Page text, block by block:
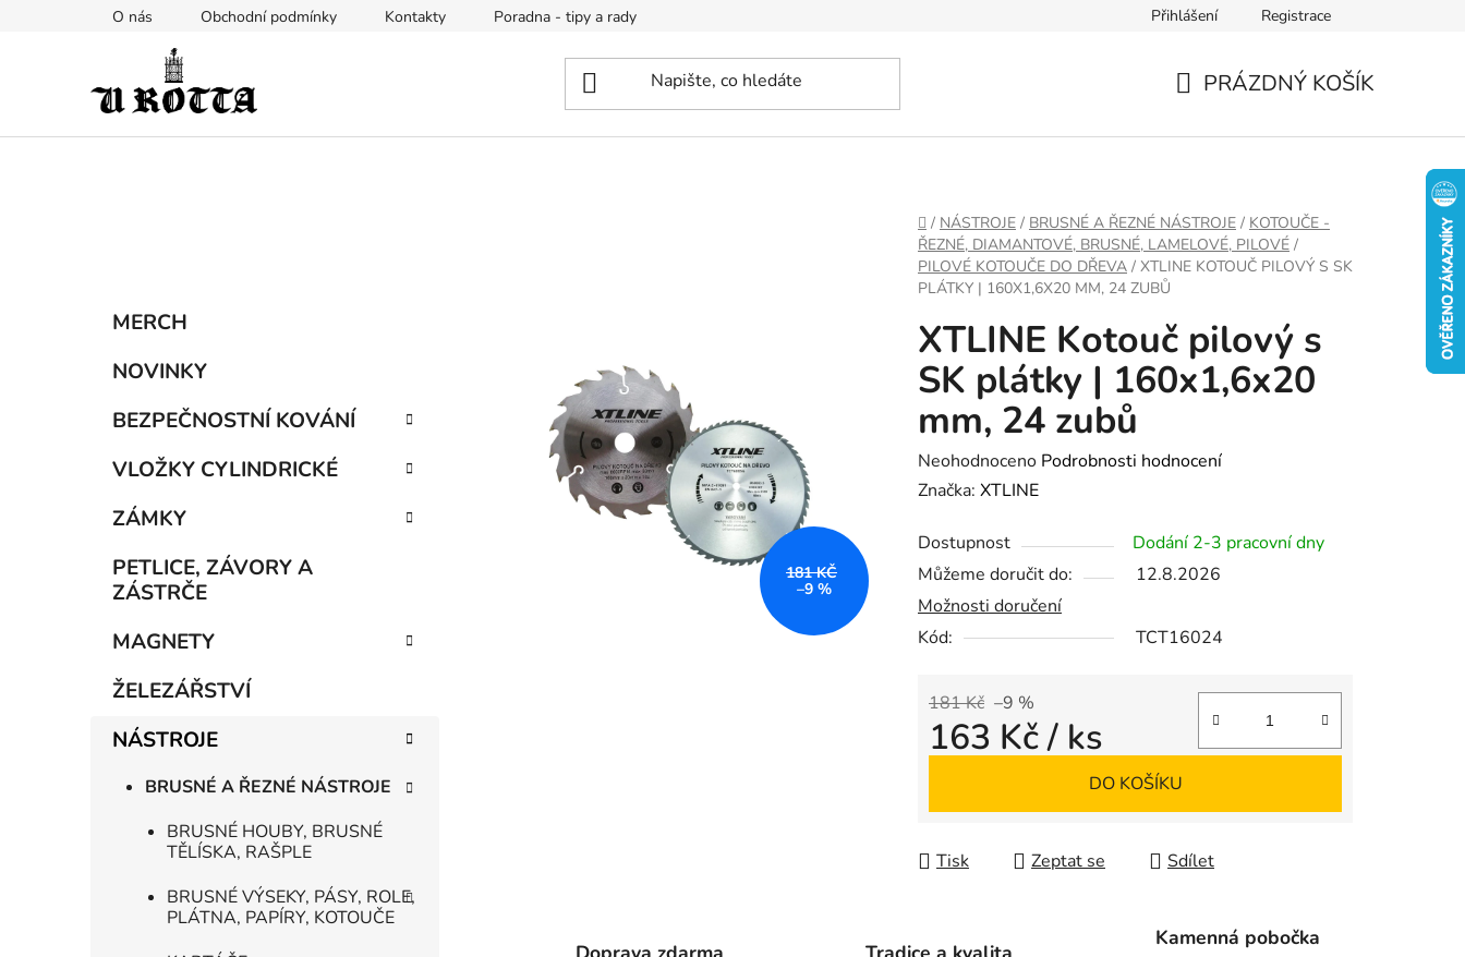
O nás Obchodní podmínky Kontakty Poradna - tipy a rady Přihlášení Registrace
PRÁZDNÝ KOŠÍK
DOMŮ
/ NÁSTROJE / BRUSNÉ A ŘEZNÉ NÁSTROJE / KOTOUČE -
ŘEZNÉ, DIAMANTOVÉ, BRUSNÉ, LAMELOVÉ, PILOVÉ /
PILOVÉ KOTOUČE DO DŘEVA / XTLINE KOTOUČ PILOVÝ S SK
PLÁTKY | 160X1,6X20 MM, 24 ZUBŮ
Přeskočit
kategorie
MERCH
NOVINKY
BEZPEČNOSTNÍ KOVÁNÍ
VLOŽKY CYLINDRICKÉ
ZÁMKY
PETLICE, ZÁVORY A
ZÁSTRČE
MAGNETY
ŽELEZÁŘSTVÍ
NÁSTROJE
BRUSNÉ A ŘEZNÉ NÁSTROJE
BRUSNÉ HOUBY, BRUSNÉ
TĚLÍSKA, RAŠPLE
BRUSNÉ VÝSEKY, PÁSY, ROLE,
PLÁTNA, PAPÍRY, KOTOUČE
XTLINE Kotouč pilový s
SK plátky | 160x1,6x20
mm, 24 zubů
Průměrné
hodnocení
je
0,0
z
5
Neohodnoceno Podrobnosti hodnocení
Značka: XTLINE
Dostupnost
Dodání 2-3 pracovní dny
Můžeme doručit do:
12.8.2026
Možnosti doručení
Kód:
TCT16024
181 Kč –9 %
163 Kč/ ks
DO KOŠÍKU
Tisk Zeptat se Sdílet
181 KČ
–9 %
Kamenná pobočka